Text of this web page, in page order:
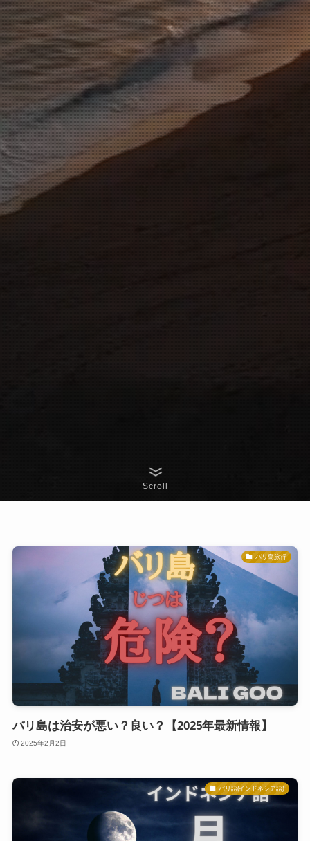
Scroll
バリ島旅行
バリ島は治安が悪い？良い？【2025年最新情報】
2025年2月2日
バリ語(インドネシア語)